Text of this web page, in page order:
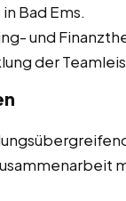
Bad Ems.
und
der